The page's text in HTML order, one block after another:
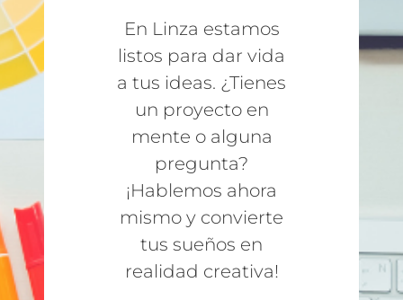
En Linza estamos
listos para dar vida
a tus ideas. ¿Tienes
un proyecto en
mente o alguna
pregunta?
¡Hablemos ahora
mismo y convierte
tus sueños en
realidad creativa!